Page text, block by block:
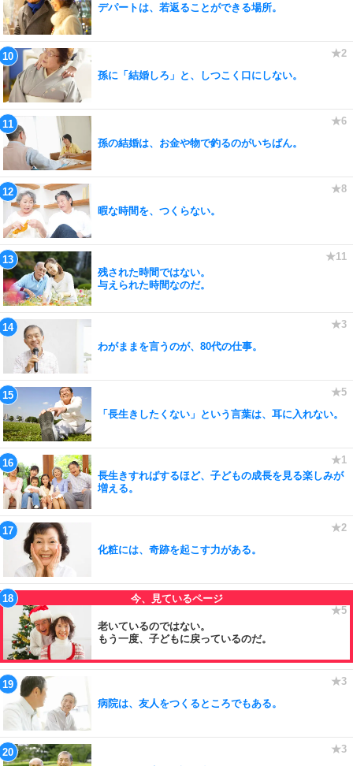
デパートは、若返ることができる場所。
孫に「結婚しろ」と、しつこく口にしない。
孫の結婚は、お金や物で釣るのがいちばん。
暇な時間を、つくらない。
残された時間ではない。
与えられた時間なのだ。
わがままを言うのが、80代の仕事。
「長生きしたくない」という言葉は、耳に入れない。
長生きすればするほど、子どもの成長を見る楽しみが
増える。
化粧には、奇跡を起こす力がある。
老いているのではない。
もう一度、子どもに戻っているのだ。
病院は、友人をつくるところでもある。